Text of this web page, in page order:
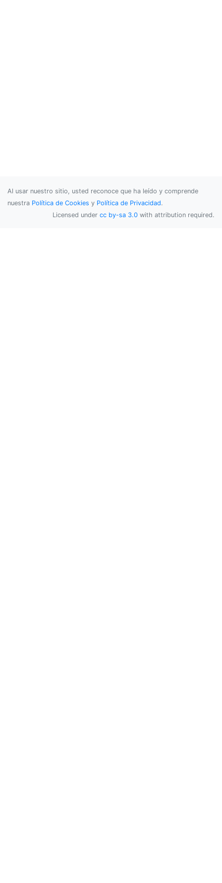
Al usar nuestro sitio, usted reconoce que ha leído y comprende
nuestra Política de Cookies y Política de Privacidad.
Licensed under cc by-sa 3.0 with attribution required.